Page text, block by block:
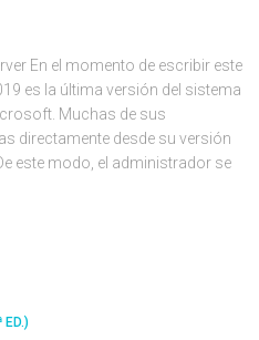
En el momento de escribir este
es la última versión del sistema
Muchas de sus
directamente desde su versión
este modo, el administrador se
ED.)